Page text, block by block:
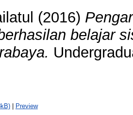
(2016)
belajar
| Preview